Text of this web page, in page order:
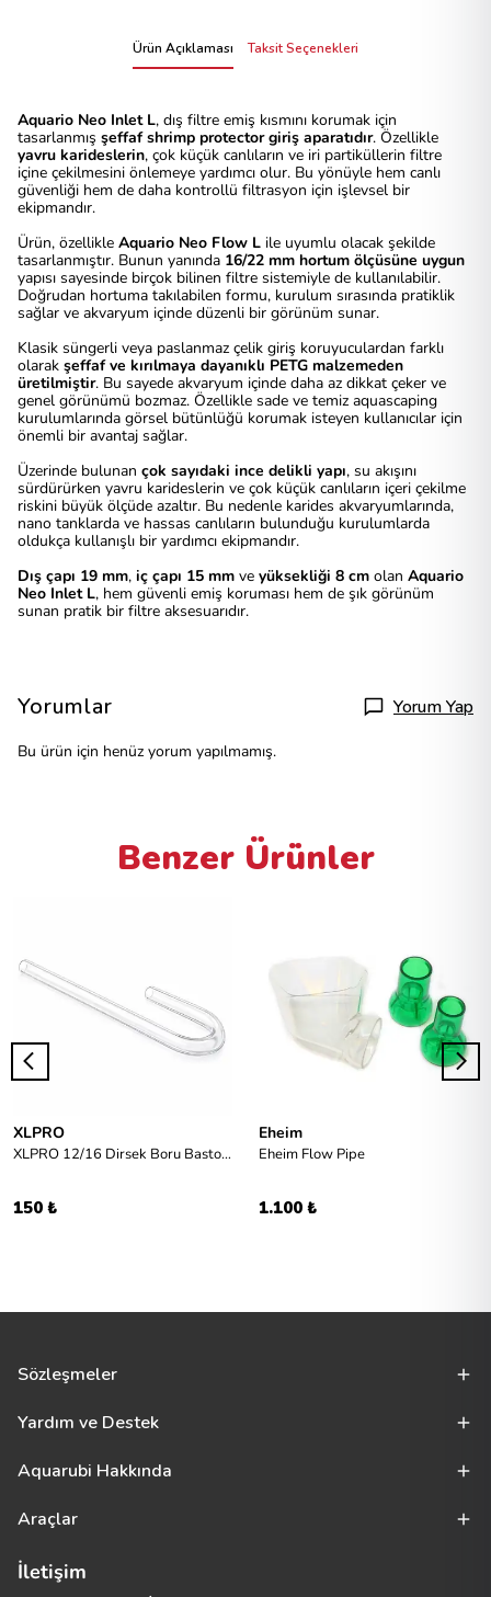
Ürün Açıklaması Taksit Seçenekleri
Aquario Neo Inlet L, dış filtre emiş kısmını korumak için
tasarlanmış şeffaf shrimp protector giriş aparatıdır. Özellikle
yavru karideslerin, çok küçük canlıların ve iri partiküllerin filtre
içine çekilmesini önlemeye yardımcı olur. Bu yönüyle hem canlı
güvenliği hem de daha kontrollü filtrasyon için işlevsel bir
ekipmandır.
Ürün, özellikle Aquario Neo Flow L ile uyumlu olacak şekilde
tasarlanmıştır. Bunun yanında 16/22 mm hortum ölçüsüne uygun
yapısı sayesinde birçok bilinen filtre sistemiyle de kullanılabilir.
Doğrudan hortuma takılabilen formu, kurulum sırasında pratiklik
sağlar ve akvaryum içinde düzenli bir görünüm sunar.
Klasik süngerli veya paslanmaz çelik giriş koruyuculardan farklı
olarak şeffaf ve kırılmaya dayanıklı PETG malzemeden
üretilmiştir. Bu sayede akvaryum içinde daha az dikkat çeker ve
genel görünümü bozmaz. Özellikle sade ve temiz aquascaping
kurulumlarında görsel bütünlüğü korumak isteyen kullanıcılar için
önemli bir avantaj sağlar.
Üzerinde bulunan çok sayıdaki ince delikli yapı, su akışını
sürdürürken yavru karideslerin ve çok küçük canlıların içeri çekilme
riskini büyük ölçüde azaltır. Bu nedenle karides akvaryumlarında,
nano tanklarda ve hassas canlıların bulunduğu kurulumlarda
oldukça kullanışlı bir yardımcı ekipmandır.
Dış çapı 19 mm, iç çapı 15 mm ve yüksekliği 8 cm olan Aquario
Neo Inlet L, hem güvenli emiş koruması hem de şık görünüm
sunan pratik bir filtre aksesuarıdır.
Yorumlar Yorum Yap
Bu ürün için henüz yorum yapılmamış.
Benzer Ürünler
XLPRO
XLPRO 12/16 Dirsek Boru Baston Yedek Parça
150 ₺
Eheim
Eheim Flow Pipe
1.100 ₺
Sözleşmeler
Yardım ve Destek
Aquarubi Hakkında
Araçlar
İletişim